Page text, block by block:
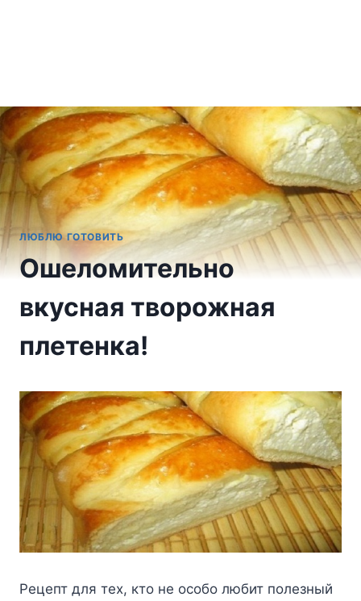
ЛЮБЛЮ ГОТОВИТЬ
Ошеломительно
вкусная творожная
плетенка!
Рецепт для тех, кто не особо любит полезный